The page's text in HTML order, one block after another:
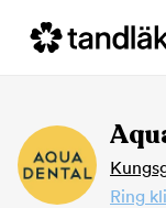
Ring